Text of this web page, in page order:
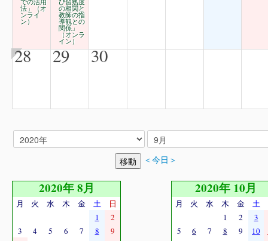
での活用
法」（オ
ンライ
ン）
び習熟度
の相関と
教師の指
導観との
関係」
（オンラ
イン）
28 29 30
＜今日＞
2020年 8月
月 火 水 木 金 土
日
1
2
3
4 5 6 7 8
9
2020年 10月
月 火 水 木 金 土
1
2
3
5
6 7 8 9 10